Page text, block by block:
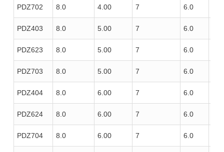
PDZ702 8.0 4.00 7 6.0
PDZ403 8.0 5.00 7 6.0
PDZ623 8.0 5.00 7 6.0
PDZ703 8.0 5.00 7 6.0
PDZ404 8.0 6.00 7 6.0
PDZ624 8.0 6.00 7 6.0
PDZ704 8.0 6.00 7 6.0